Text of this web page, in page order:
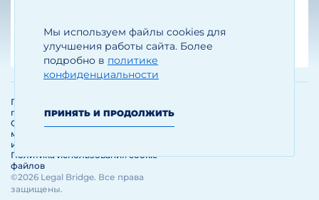
Мы используем файлы cookies для
улучшения работы сайта. Более
подробно в политике
конфиденциальности
ПРИНЯТЬ И ПРОДОЛЖИТЬ
Егизарян И.А.
Генеральный директор
©2026 Legal Bridge. Все права
защищены.
Политика обработки и защиты
персональных данных
Политика использования cookie-
файлов
Соглашение об использовании
материалов и сервисов
интернет-сайта